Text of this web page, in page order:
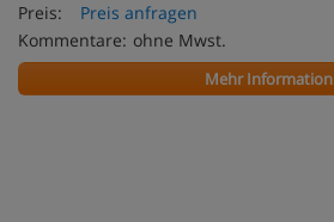
Preis:
Preis anfragen
Kommentare: ohne Mwst.
Mehr Information